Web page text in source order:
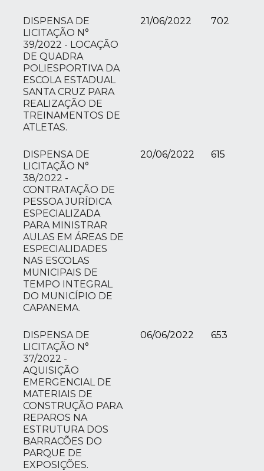
DISPENSA DE
LICITAÇÃO N°
39/2022 - LOCAÇÃO
DE QUADRA
POLIESPORTIVA DA
ESCOLA ESTADUAL
SANTA CRUZ PARA
REALIZAÇÃO DE
TREINAMENTOS DE
ATLETAS.
21/06/2022 702
DISPENSA DE
LICITAÇÃO N°
38/2022 -
CONTRATAÇÃO DE
PESSOA JURÍDICA
ESPECIALIZADA
PARA MINISTRAR
AULAS EM ÁREAS DE
ESPECIALIDADES
NAS ESCOLAS
MUNICIPAIS DE
TEMPO INTEGRAL
DO MUNICÍPIO DE
CAPANEMA.
20/06/2022 615
DISPENSA DE
LICITAÇÃO N°
37/2022 -
AQUISIÇÃO
EMERGENCIAL DE
MATERIAIS DE
CONSTRUÇÃO PARA
REPAROS NA
ESTRUTURA DOS
BARRACÕES DO
PARQUE DE
EXPOSIÇÕES.
06/06/2022 653